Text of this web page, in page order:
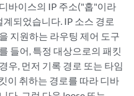
바이스의 IP 주소("홉"이라
되었습니다. IP 소스 경로
지원하는 라우팅 제어 도구
들어, 특정 대상으로의 패킷
우, 먼저 기록 경로 또는 타임
이 취하는 경로를 따라 디바